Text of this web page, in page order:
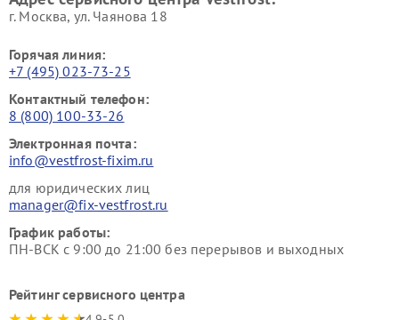
г. Москва, ул. Чаянова 18
Горячая линия:
+7 (495) 023-73-25
Контактный телефон:
8 (800) 100-33-26
Электронная почта:
info@vestfrost-fixim.ru
для юридических лиц
manager@fix-vestfrost.ru
График работы:
ПН-ВСК с 9:00 до 21:00 без перерывов и выходных
Рейтинг сервисного центра